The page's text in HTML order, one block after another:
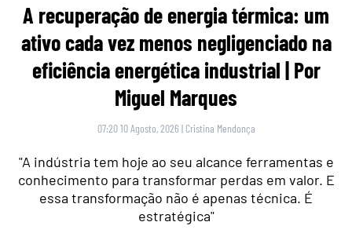
A recuperação de energia térmica: um
ativo cada vez menos negligenciado na
eficiência energética industrial | Por
Miguel Marques
07:20 10 Agosto, 2026 | Cristina Mendonça
"A indústria tem hoje ao seu alcance ferramentas e
conhecimento para transformar perdas em valor. E
essa transformação não é apenas técnica. É
estratégica"